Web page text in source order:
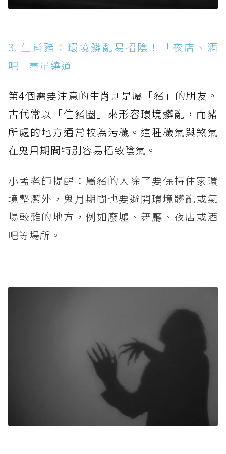
3. 生肖豬：環境髒亂易招陰！「夜店、酒
吧」盡量繞道
第4個需要注意的生肖則是屬「豬」的朋友。
古代常以「住豬圈」來形容環境髒亂，而豬
所處的地方通常較為污穢。這種穢氣與煞氣
在鬼月期間特別容易招致陰氣。
小孟老師提醒：屬豬的人除了要保持住家環
境整潔外，鬼月期間也要避開環境髒亂或氣
場較雜的地方，例如廢墟、舞廳、夜店或酒
吧等場所。